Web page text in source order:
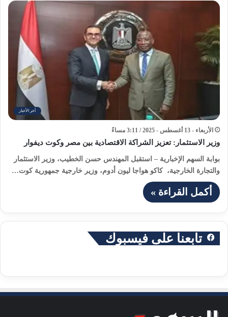
آخر الأخبار
الأربعاء - 13 أغسطس - 2025 / 3:11 مساءً
وزير الاستثمار: تعزيز الشراكة الاقتصادية بين مصر وكوت ديفوار
بوابة السهم الإخبارية – استقبل المهندس حسن الخطيب، وزير الاستثمار
والتجارة الخارجية، كاكو هواجا ليون أدوم، وزير خارجية جمهورية كوت…
أكمل القراءة »
تابعنا على فيسبوك